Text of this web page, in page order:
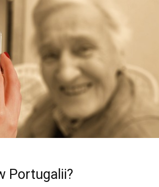
Portugalii?